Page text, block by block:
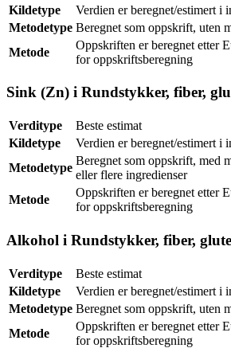
Kildetype
Verdien er beregnet/estimert i
Metodetype Beregnet som oppskrift, uten
Metode
Oppskriften er beregnet etter
for oppskriftsberegning
Sink (Zn) i Rundstykker, fiber,
Verditype
Beste estimat
Kildetype
Verdien er beregnet/estimert i
Metodetype
Beregnet som oppskrift, med
eller flere ingredienser
Metode
Oppskriften er beregnet etter
for oppskriftsberegning
Alkohol i Rundstykker, fiber,
Verditype
Beste estimat
Kildetype
Verdien er beregnet/estimert i
Metodetype Beregnet som oppskrift, uten
Metode
Oppskriften er beregnet etter
for oppskriftsberegning